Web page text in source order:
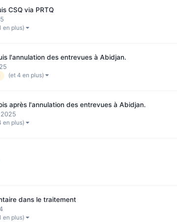
CSQ via PRTQ
en plus)
l'annulation des entrevues à Abidjan.
(et 4 en plus)
après l'annulation des entrevues à Abidjan.
en plus)
dans le traitement
en plus)